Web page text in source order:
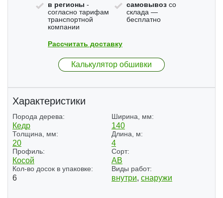
в регионы -
согласно тарифам
транспортной
компании
самовывозсо
склада —
бесплатно
Рассчитать доставку
Калькулятор обшивки
Характеристики
Порода дерева:
Кедр
Ширина, мм:
140
Толщина, мм:
20
Длина, м:
4
Профиль:
Косой
Сорт:
АВ
Кол-во досок в упаковке:
6
Виды работ:
внутри, снаружи